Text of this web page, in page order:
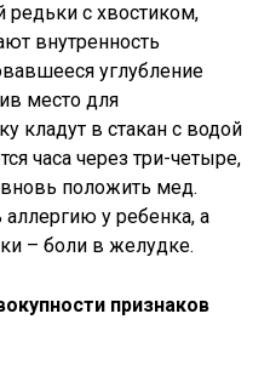
редьки с хвостиком,
внутренность
углубление
место для
кладут в стакан с водой
часа через три-четыре,
положить мед.
у ребенка, а
– боли в желудке.
признаков